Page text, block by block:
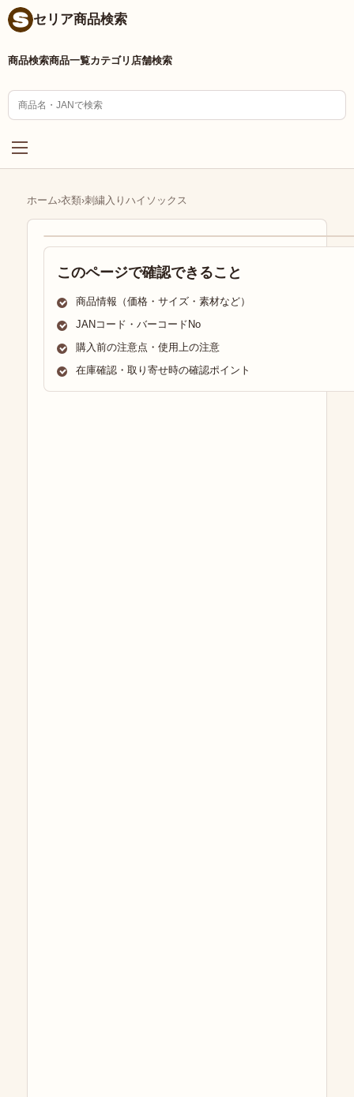
セリア商品検索
商品検索商品一覧カテゴリ 店舗検索
ホーム›衣類›刺繍入りハイソックス
このページで確認できること
商品情報（価格・サイズ・素材など）
JANコード・バーコードNo
購入前の注意点・使用上の注意
在庫確認・取り寄せ時の確認ポイント